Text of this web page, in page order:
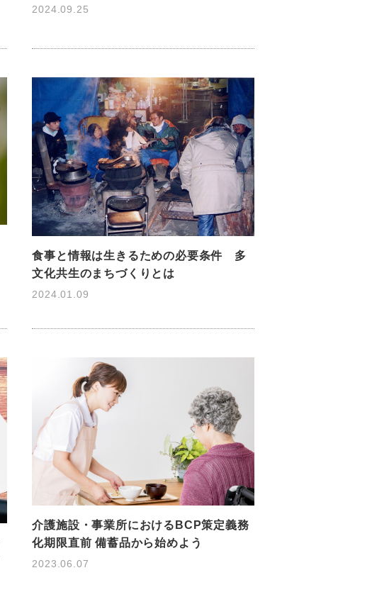
2024.09.25
食事と情報は生きるための必要条件 多
文化共生のまちづくりとは
2024.01.09
介護施設・事業所におけるBCP策定義務
化期限直前 備蓄品から始めよう
2023.06.07